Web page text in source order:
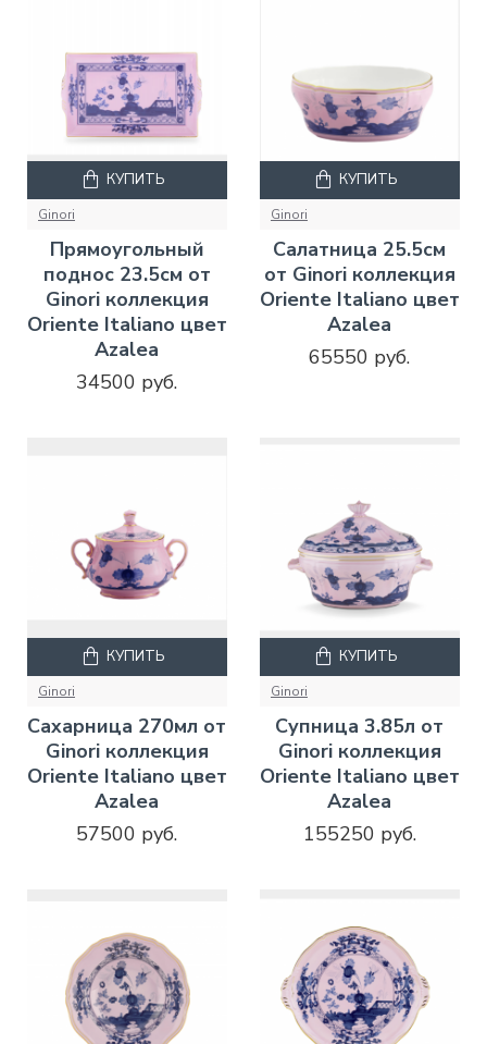
Ginori
Прямоугольный
поднос 23.5см от
Ginori коллекция
Oriente Italiano цвет
Azalea
34500 руб.
КУПИТЬ
Ginori
Салатница 25.5см
от Ginori коллекция
Oriente Italiano цвет
Azalea
65550 руб.
КУПИТЬ
Ginori
Сахарница 270мл от
Ginori коллекция
Oriente Italiano цвет
Azalea
57500 руб.
КУПИТЬ
Ginori
Супница 3.85л от
Ginori коллекция
Oriente Italiano цвет
Azalea
155250 руб.
КУПИТЬ